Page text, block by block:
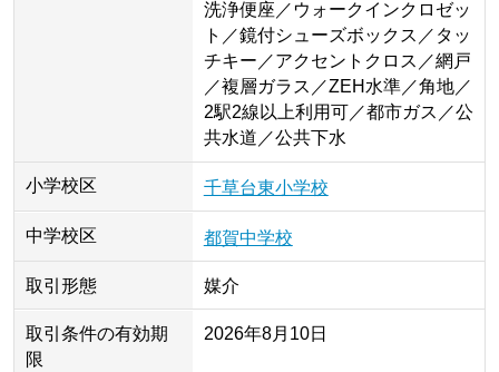
洗浄便座／ウォークインクロゼッ
ト／鏡付シューズボックス／タッ
チキー／アクセントクロス／網戸
／複層ガラス／ZEH水準／角地／
2駅2線以上利用可／都市ガス／公
共水道／公共下水
小学校区 千草台東小学校
中学校区 都賀中学校
取引形態 媒介
取引条件の有効期
限
2026年8月10日